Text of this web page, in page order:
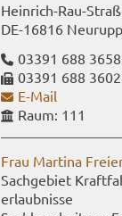
Heinrich-​Rau-
DE-​16816
03391 688 3658
03391 688 3602
E-​Mail
Raum: 111
Frau Mar­ti­na
Sach­ge­biet
erlaub­nis­se